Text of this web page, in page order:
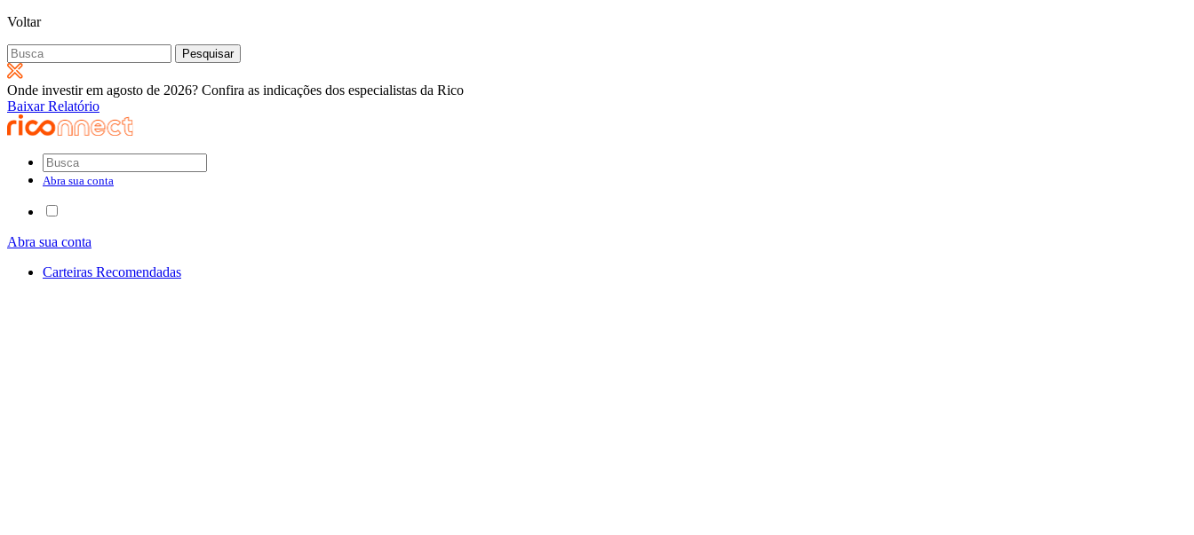
Voltar
Pesquisar
por:
Onde investir em agosto de 2026? Confira as indicações dos especialistas da Rico
Baixar Relatório
Abra sua conta
Abra sua conta
Carteiras Recomendadas